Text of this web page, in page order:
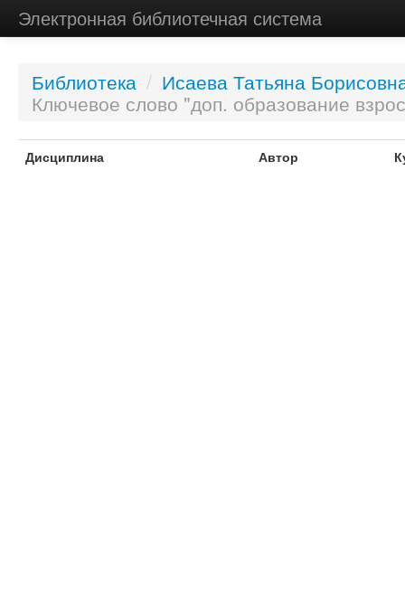
Электронная библиотечная система
Библиотека / Исаева Татьяна
Ключевое слово "доп. образование
Дисциплина Автор